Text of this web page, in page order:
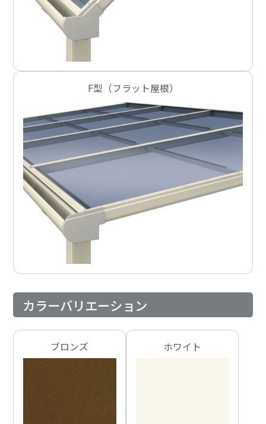
F型（フラット屋根）
カラーバリエーション
ブロンズ ホワイト